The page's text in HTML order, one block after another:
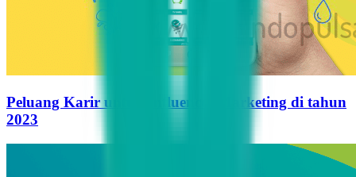
Peluang Karir untuk Influencer Marketing di tahun
2023